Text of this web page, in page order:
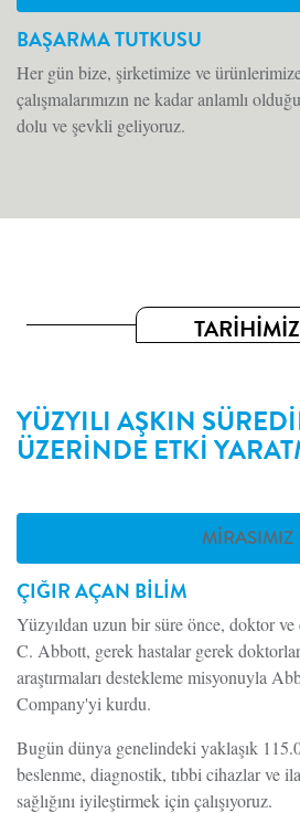
BAŞARMA TUTKUSU
Her gün bize, şirketimize ve
çalışmalarımızın ne kadar anlamlı
dolu ve şevkli geliyoruz.
TARİHİMİZ
YÜZYILI AŞKIN
ÜZERİNDE ETKİ
MIRASIMIZ
ÇIĞIR AÇAN BİLİM
Yüzyıldan uzun bir süre önce, doktor
C. Abbott, gerek hastalar gerek
araştırmaları destekleme misyonuyla
Company'yi kurdu.
Bugün dünya genelindeki yaklaşık
beslenme, diagnostik, tıbbi cihazlar ve
sağlığını iyileştirmek için çalışıyoruz.